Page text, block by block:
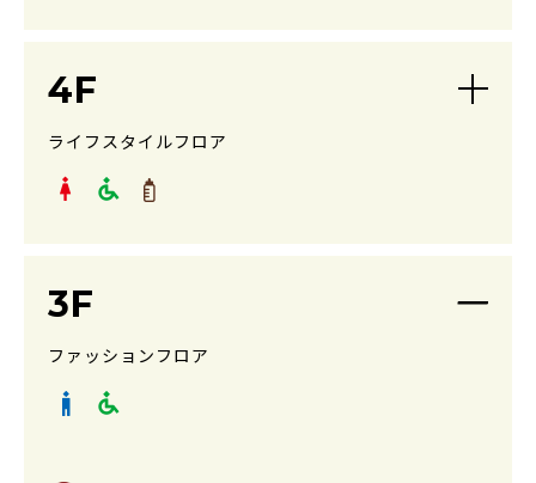
4F
ライフスタイルフロア
3F
ファッションフロア